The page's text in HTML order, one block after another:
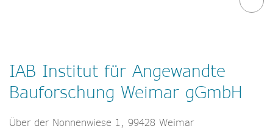
IAB Institut für Angewandte
Bauforschung Weimar gGmbH
Über der Nonnenwiese 1, 99428 Weimar